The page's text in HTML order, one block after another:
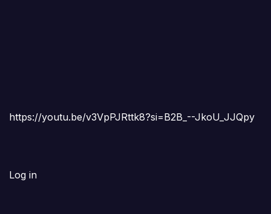
https://youtu.be/v3VpPJRttk8?si=B2B_--JkoU_JJQpy
Log in